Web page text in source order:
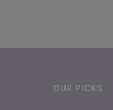
OUR PICKS